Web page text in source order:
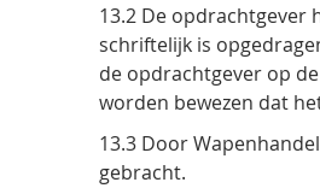
13.2 De opdrachtgever
schriftelijk is
de opdrachtgever op
worden bewezen dat
13.3 Door
gebracht.